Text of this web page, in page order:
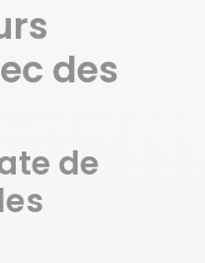
des
de